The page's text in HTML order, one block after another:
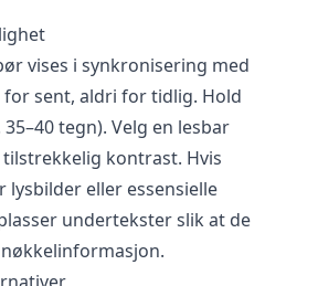
vises i synkronisering med
sent, aldri for tidlig. Hold
tegn). Velg en lesbar
kontrast. Hvis
lysbilder eller essensielle
undertekster slik at de